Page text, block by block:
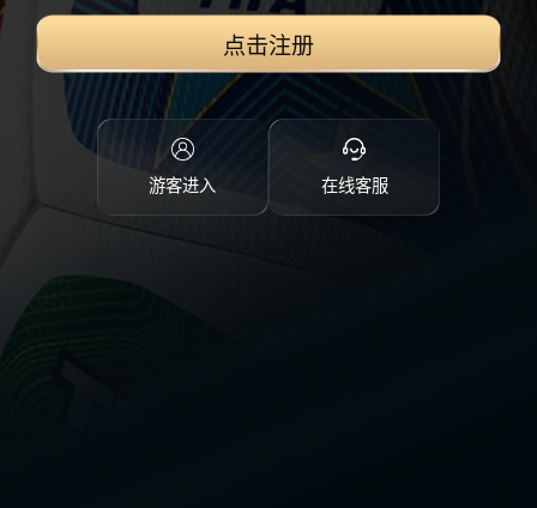
点击注册
游客进入 在线客服